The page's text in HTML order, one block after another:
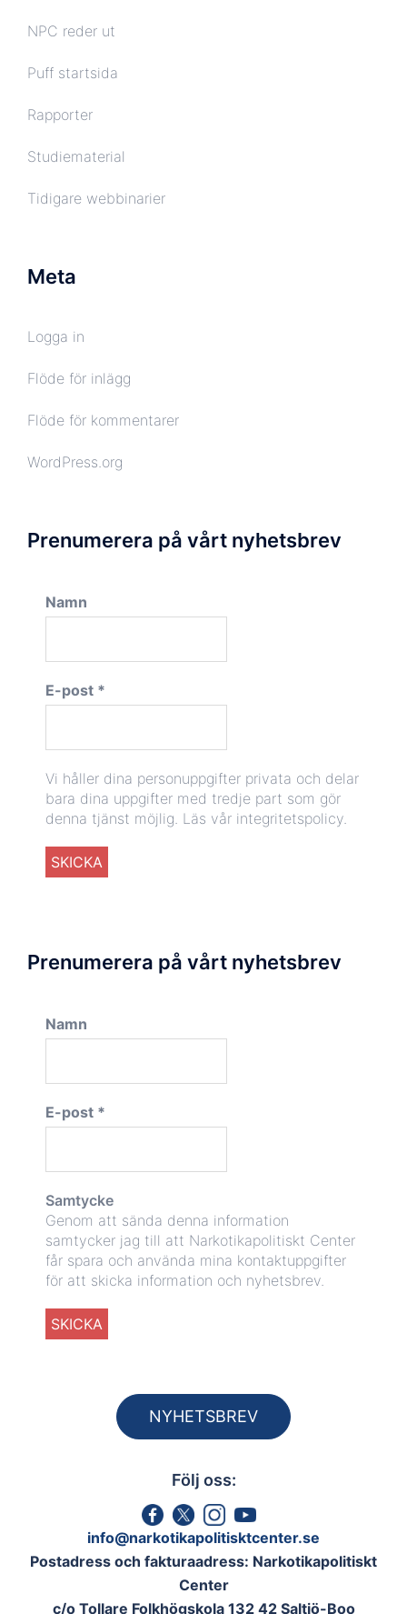
NPC reder ut
Puff startsida
Rapporter
Studiematerial
Tidigare webbinarier
Meta
Logga in
Flöde för inlägg
Flöde för kommentarer
WordPress.org
Prenumerera på vårt nyhetsbrev
Namn
E-post *
Vi håller dina personuppgifter privata och delar
bara dina uppgifter med tredje part som gör
denna tjänst möjlig. Läs vår integritetspolicy.
Prenumerera på vårt nyhetsbrev
Namn
E-post *
Samtycke
Genom att sända denna information
samtycker jag till att Narkotikapolitiskt Center
får spara och använda mina kontaktuppgifter
för att skicka information och nyhetsbrev.
NYHETSBREV
Följ oss:
info@narkotikapolitisktcenter.se
Postadress och fakturaadress: Narkotikapolitiskt
Center
c/o Tollare Folkhögskola 132 42 Saltjö-Boo